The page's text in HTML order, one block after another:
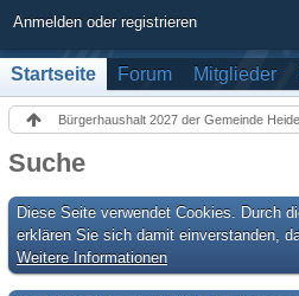
Anmelden oder registrieren
Startseite Forum Mitglieder
Bürgerhaushalt 2027 der Gemeinde
Suche
Diese Seite verwendet Cookies. Durch
erklären Sie sich damit einverstanden,
Weitere Informationen